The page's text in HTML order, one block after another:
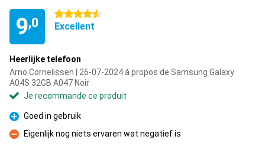
9,0
4.5 étoiles
Excellent
Heerlijke telefoon
Arno Cornelissen | 26-07-2024 á propos de Samsung Galaxy
A04S 32GB A047 Noir
Je recommande ce produit
Pour
Goed in gebruik
Contre
Eigenlijk nog niets ervaren wat negatief is